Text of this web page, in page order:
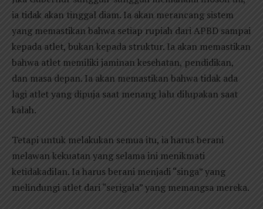
ia tidak akan tinggal diam. Ia akan merancang sistem
yang memastikan bahwa setiap rupiah dari APBD sampai
kepada atlet, bukan kepada struktur. Ia akan memastikan
bahwa atlet memiliki jaminan kesehatan, pendidikan,
dan masa depan. Ia akan memastikan bahwa tidak ada
lagi atlet yang dipuja saat menang lalu dilupakan saat
kalah.
Tetapi untuk melakukan semua itu, ia harus berani
melawan kekuatan yang selama ini menikmati
ketidakadilan. Ia harus berani menjadi “singa” yang
melindungi atlet dari “serigala” yang memangsa mereka.